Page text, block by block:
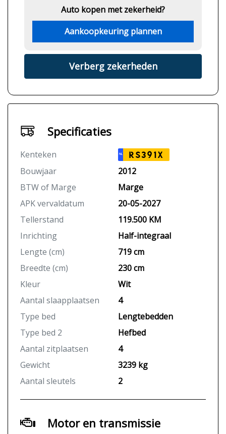
Auto kopen met zekerheid?
Aankoopkeuring plannen
Verberg zekerheden
Specificaties
Kenteken NL RS391X
Bouwjaar
2012
BTW of Marge
Marge
APK vervaldatum
20-05-2027
Tellerstand
119.500 KM
Inrichting
Half-integraal
Lengte (cm)
719 cm
Breedte (cm)
230 cm
Kleur
Wit
Aantal slaapplaatsen
4
Type bed
Lengtebedden
Type bed 2
Hefbed
Aantal zitplaatsen
4
Gewicht
3239 kg
Aantal sleutels
2
Motor en transmissie